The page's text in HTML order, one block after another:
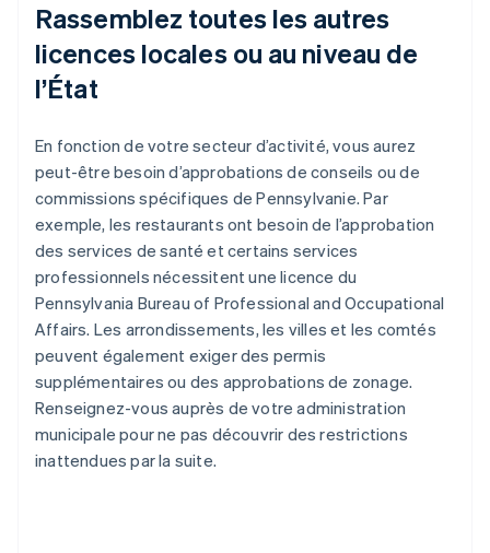
Rassemblez toutes les autres
licences locales ou au niveau de
l’État
En fonction de votre secteur d’activité, vous aurez
peut-être besoin d’approbations de conseils ou de
commissions spécifiques de Pennsylvanie. Par
exemple, les restaurants ont besoin de l’approbation
des services de santé et certains services
professionnels nécessitent une licence du
Pennsylvania Bureau of Professional and Occupational
Affairs. Les arrondissements, les villes et les comtés
peuvent également exiger des permis
supplémentaires ou des approbations de zonage.
Renseignez-vous auprès de votre administration
municipale pour ne pas découvrir des restrictions
inattendues par la suite.